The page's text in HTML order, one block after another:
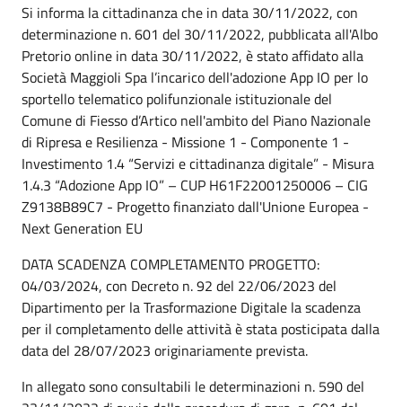
Si informa la cittadinanza che in data 30/11/2022, con
determinazione n. 601 del 30/11/2022, pubblicata all'Albo
Pretorio online in data 30/11/2022, è stato affidato alla
Società Maggioli Spa l’incarico dell'adozione App IO per lo
sportello telematico polifunzionale istituzionale del
Comune di Fiesso d’Artico nell'ambito del Piano Nazionale
di Ripresa e Resilienza - Missione 1 - Componente 1 -
Investimento 1.4 “Servizi e cittadinanza digitale” - Misura
1.4.3 “Adozione App IO” – CUP H61F22001250006 – CIG
Z9138B89C7 - Progetto finanziato dall'Unione Europea -
Next Generation EU
DATA SCADENZA COMPLETAMENTO PROGETTO:
04/03/2024, con Decreto n. 92 del 22/06/2023 del
Dipartimento per la Trasformazione Digitale la scadenza
per il completamento delle attività è stata posticipata dalla
data del 28/07/2023 originariamente prevista.
In allegato sono consultabili le determinazioni n. 590 del